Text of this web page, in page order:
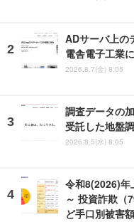
ADサーバ上の
電舎電子工業
2026.8.7(金) 8:05
調査データの
受託した地盤
2026.8.5(水) 8:05
令和8(2026)年
～ 投資詐欺（
ど手口別被害額